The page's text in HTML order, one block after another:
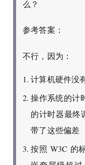
么？
参考答案：
不行，因为：
计算机硬件没
操作系统的计
的计时器最终
带了这些偏差
按照 W3C 的